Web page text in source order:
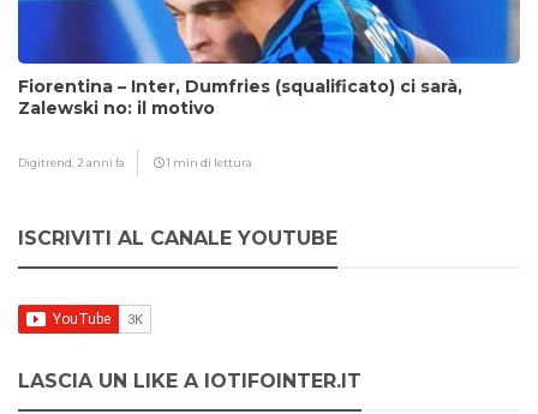
Fiorentina – Inter, Dumfries (squalificato) ci sarà,
Zalewski no: il motivo
Digitrend, 2 anni fa 1 min di lettura
ISCRIVITI AL CANALE YOUTUBE
LASCIA UN LIKE A IOTIFOINTER.IT